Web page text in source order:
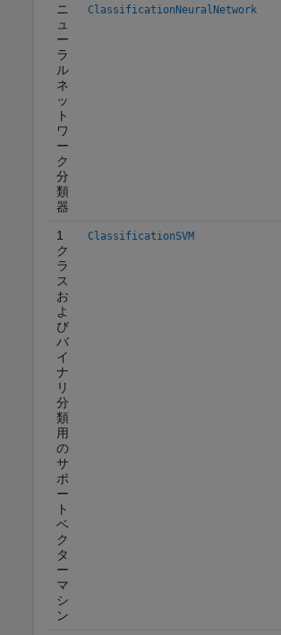
ニ
ュ
ー
ラ
ル
ネ
ッ
ト
ワ
ー
ク
分
類
器
ClassificationNeuralNetwork
1
ク
ラ
ス
お
よ
び
バ
イ
ナ
リ
分
類
用
の
サ
ポ
ー
ト
ベ
ク
タ
ー
マ
シ
ン
ClassificationSVM